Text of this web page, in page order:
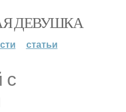
ДЕВУШКА
статьи
с